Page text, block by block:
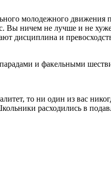
молодежного движения
Вы ничем не лучше и не
дисциплина и
и факельными
то ни один из вас
расходились в